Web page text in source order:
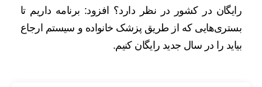
رایگان در کشور در نظر دارد؟ افزود: برنامه داریم تا
بستری‌هایی که از طریق پزشک خانواده و سیستم ارجاع
بیاید را در سال جدید رایگان کنیم.